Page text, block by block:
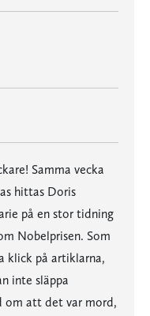
Samma vecka
hittas Doris
på en stor tidning
Nobelprisen. Som
klick på artiklarna,
inte släppa
om att det var mord,